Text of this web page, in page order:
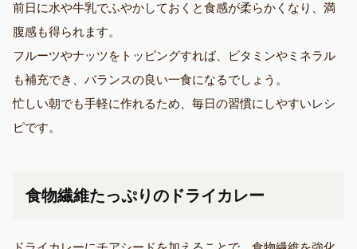
前日に水や牛乳でふやかしておくと食感が柔らかくなり、満
腹感も得られます。
フルーツやナッツをトッピングすれば、ビタミンやミネラル
も補充でき、バランスの良い一食になるでしょう。
忙しい朝でも手軽に作れるため、毎日の習慣にしやすいレシ
ピです。
食物繊維たっぷりのドライカレー